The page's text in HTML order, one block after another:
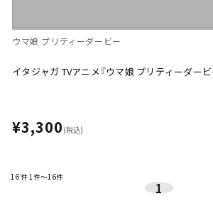
ウマ娘 プリティーダービー
イタジャガ TVアニメ『ウマ娘 プリティーダー
¥3,300 (税込)
16件1件～16件
1